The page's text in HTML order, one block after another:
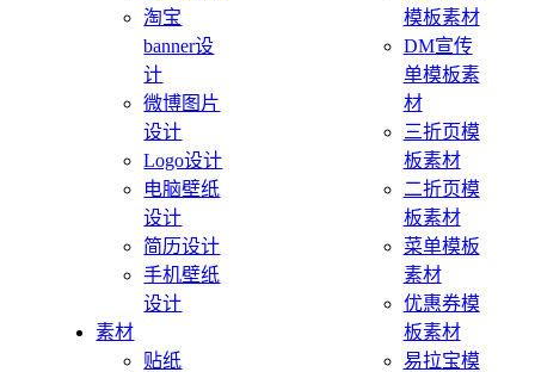
淘宝
banner设
计
微博图片
设计
Logo设计
电脑壁纸
设计
简历设计
手机壁纸
设计
素材
贴纸
模板素材
DM宣传
单模板素
材
三折页模
板素材
二折页模
板素材
菜单模板
素材
优惠券模
板素材
易拉宝模